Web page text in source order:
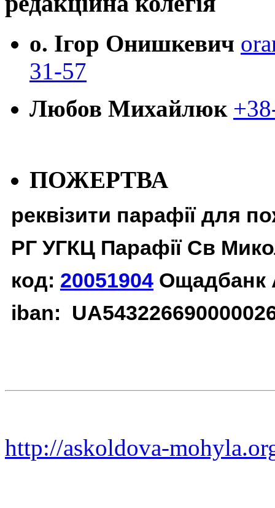
о. Ігор Онишкевич
31-57
Любов Михайлюк
ПОЖЕРТВА
реквізити парафії для
РГ УГКЦ Парафії Св
код: 20051904 Ощадбанк
iban:
http://askoldova-